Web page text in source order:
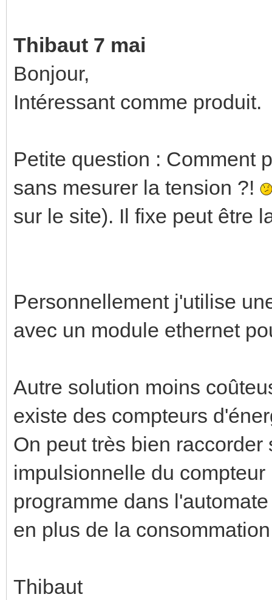
Thibaut 7 mai
Bonjour,
Intéressant comme produit.
Petite question : Comment
sans mesurer la tension ?!
sur le site). Il fixe peut être
Personnellement j'utilise
avec un module ethernet
Autre solution moins
existe des compteurs
On peut très bien
impulsionnelle du
programme dans
en plus de la
Thibaut